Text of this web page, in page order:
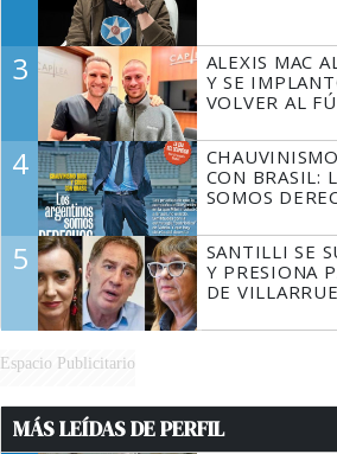
3
ALEXIS MAC
Y SE
VOLVER AL
4
CON BRASIL:
SOMOS
5
SANTILLI SE
Y PRESIONA
DE
Espacio Publicitario
MÁS LEÍDAS DE PERFIL